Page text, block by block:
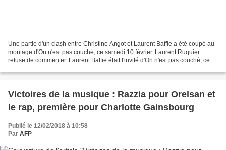
Une partie d'un clash entre Christine Angot et Laurent Baffie a été coupé au
montage d'On n'est pas couché, ce samedi 10 février. Laurent Ruquier
refuse de commenter. Laurent Baffie était l'invité d'On n'est pas couché, ce
Victoires de la musique : Razzia pour Orelsan et
le rap, première pour Charlotte Gainsbourg
Publié le 12/02/2018 à 10:58
Par AFP